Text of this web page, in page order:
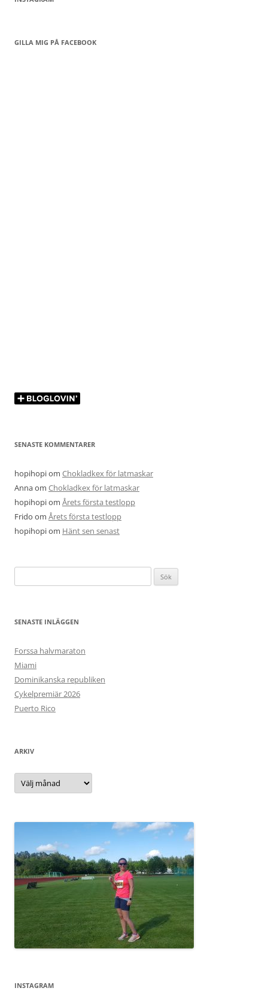
GILLA MIG PÅ FACEBOOK
SENASTE KOMMENTARER
hopihopiom Chokladkex för latmaskar
Annaom Chokladkex för latmaskar
hopihopiom Årets första testlopp
Frido om Årets första testlopp
hopihopiom Hänt sen senast
efter:
SENASTE INLÄGGEN
Forssa halvmaraton
Miami
Dominikanska republiken
Cykelpremiär 2026
Puerto Rico
ARKIV
Arkiv
INSTAGRAM